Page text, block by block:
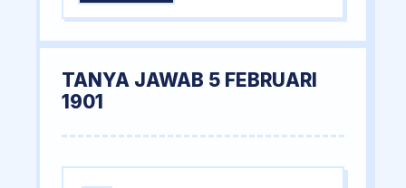
TANYA JAWAB 5 FEBRUARI
1901